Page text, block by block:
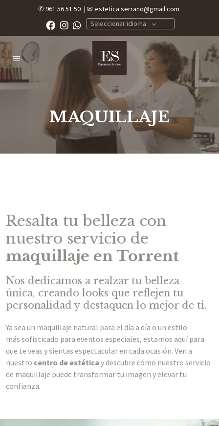
✆ 961 56 51 50 | ✉ estetica.serrano@gmail.com
Seleccionar idioma
MAQUILLAJE
Resalta tu belleza con
nuestro servicio de
maquillaje en Torrent
Nos dedicamos a realzar tu belleza
única, creando looks que reflejen tu
personalidad y destaquen lo mejor de ti.
Ya sea un maquillaje natural para el día a día o un estilo
más sofisticado para eventos especiales, estamos aquí para
que te veas y sientas espectacular en cada ocasión. Ven a
nuestro centro de estética y descubre cómo nuestro servicio
de maquillaje puede transformar tu imagen y elevar tu
confianza.